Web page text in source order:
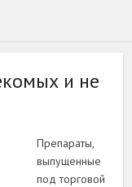
и не
Препараты,
выпущенные
под торговой